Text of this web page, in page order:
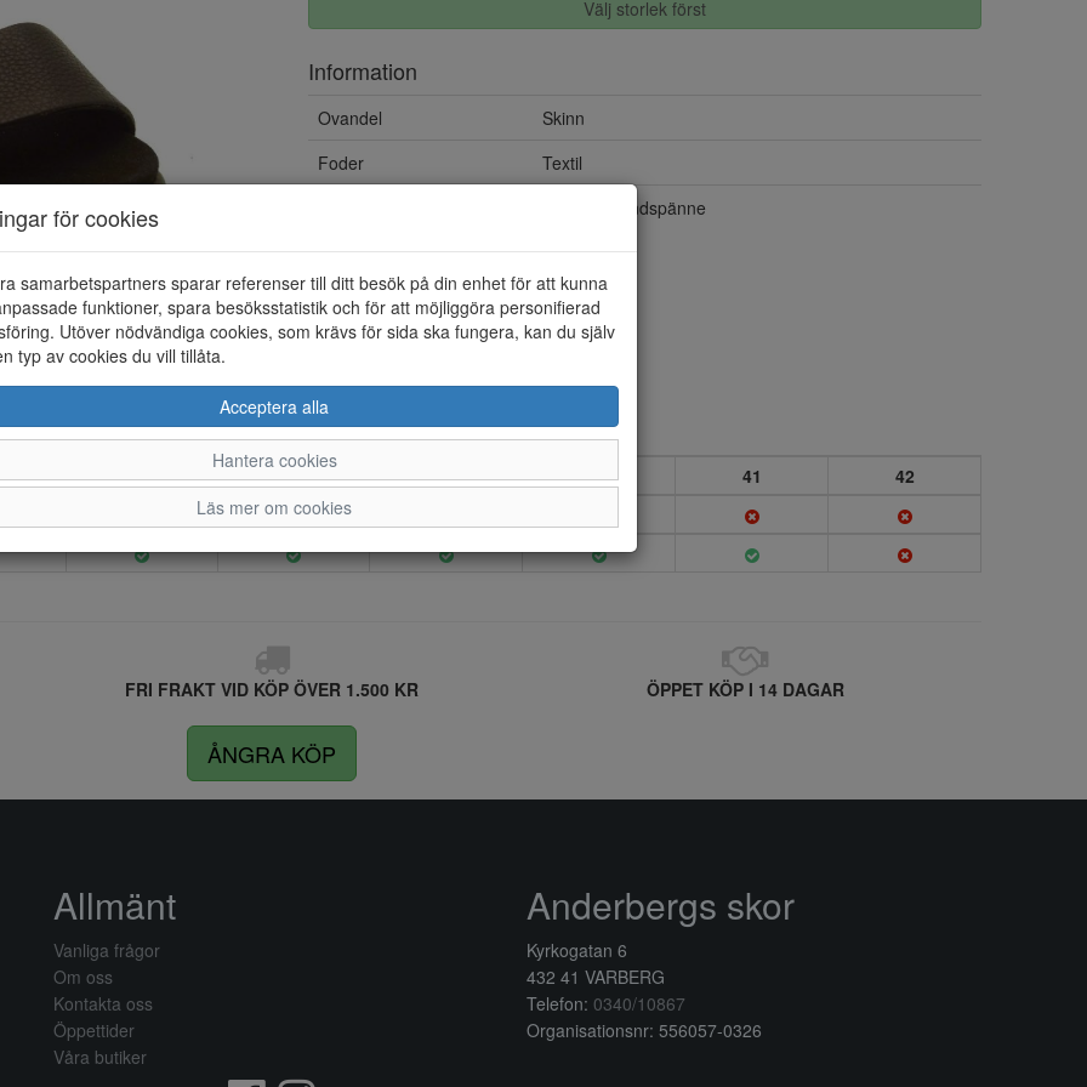
Välj storlek först
Information
Ovandel
Skinn
Foder
Textil
Kardborrbandspänne
37 38 39 40 41 42
FRI FRAKT VID KÖP ÖVER 1.500 KR ÖPPET KÖP I 14 DAGAR
ÅNGRA KÖP
för cookies
samarbetspartners sparar referenser till ditt besök på din enhet för att kunna
funktioner, spara besöksstatistik och för att möjliggöra personifierad
Utöver nödvändiga cookies, som krävs för sida ska fungera, kan du själv
typ av cookies du vill tillåta.
Acceptera alla
Hantera cookies
Läs mer om cookies
Allmänt
Vanliga frågor
Om oss
Kontakta oss
Öppettider
Våra butiker
Anderbergs skor
Kyrkogatan 6
432 41 VARBERG
Telefon: 0340/10867
Organisationsnr: 556057-0326